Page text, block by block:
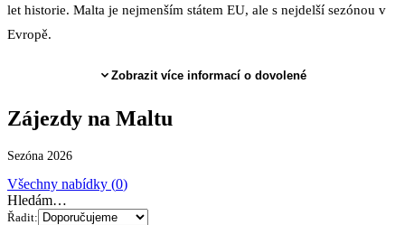
let historie. Malta je nejmenším státem EU, ale s nejdelší sezónou v
Evropě.
Zobrazit více informací o dovolené
Zájezdy na Maltu
Sezóna 2026
Všechny nabídky (0)
Hledám…
Řadit: